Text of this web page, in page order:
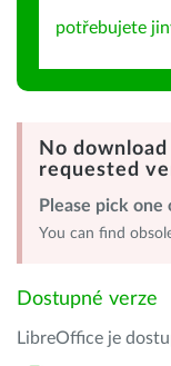
potřebujete
No
requested
Please pick
You can find
Dostupné verze
LibreOffice je